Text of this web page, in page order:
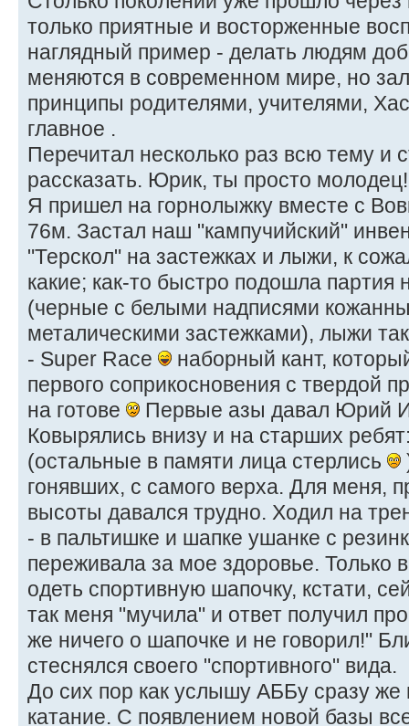
только приятные и восторженные
наглядный пример - делать людям
меняются в современном мире, но
принципы родителями, учителями,
главное .
Перечитал несколько раз всю тему и
рассказать. Юрик, ты просто молодец!
Я пришел на горнолыжку вместе с
76м. Застал наш "кампучийский"
"Терскол" на застежках и лыжи, к
какие; как-то быстро подошла партия
(черные с белыми надписями
металическими застежками), лыжи
- Super Race
наборный кант,
первого соприкосновения с твердой
на готове
Первые азы давал Юрий
Ковырялись внизу и на старших
(остальные в памяти лица стерлись
гонявших, с самого верха. Для меня,
высоты давался трудно. Ходил на
- в пальтишке и шапке ушанке с
переживала за мое здоровье. Только
одеть спортивную шапочку, кстати,
так меня "мучила" и ответ получил
же ничего о шапочке и не говорил!"
стеснялся своего "спортивного" вида.
До сих пор как услышу АББу сразу же
катание. С появлением новой базы